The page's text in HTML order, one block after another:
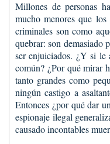
Millones de personas
mucho menores que
criminales son como
quebrar: son demasiado
ser enjuiciados. ¿Y si le
común? ¿Por qué mirar
tanto grandes como
ningún castigo a
Entonces ¿por qué dar
espionaje ilegal
causado incontables